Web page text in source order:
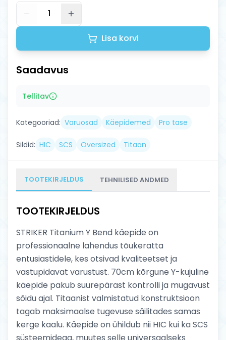
1
Lisa korvi
Saadavus
Tellitav
Kategooriad: Varuosad Käepidemed Pro tase
Sildid: HIC SCS Oversized Titaan
TOOTEKIRJELDUS TEHNILISED ANDMED
TOOTEKIRJELDUS
STRIKER Titanium Y Bend käepide on
professionaalne lahendus tõukeratta
entusiastidele, kes otsivad kvaliteetset ja
vastupidavat varustust. 70cm kõrgune Y-kujuline
käepide pakub suurepärast kontrolli ja mugavust
sõidu ajal. Titaanist valmistatud konstruktsioon
tagab maksimaalse tugevuse säilitades samas
kerge kaalu. Käepide on ühildub nii HIC kui ka SCS